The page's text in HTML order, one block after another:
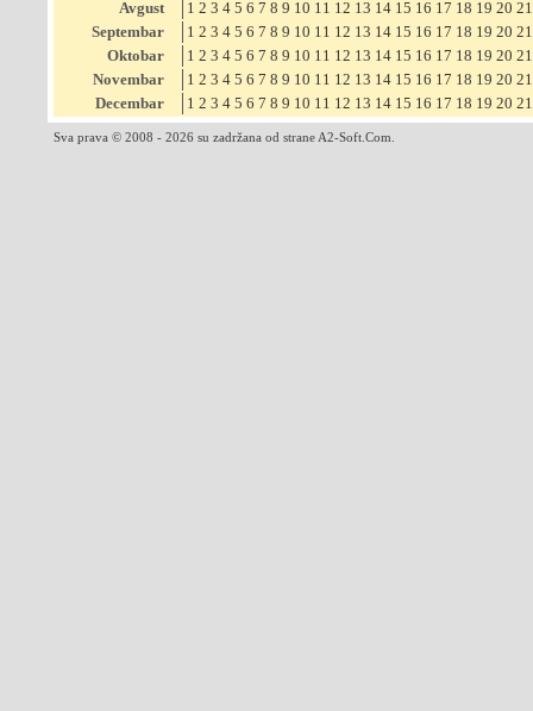
Avgust 1 2 3 4 5 6 7 8 9 10 11 12 13 14 15 16 17 18 19 20 21
Septembar
1 2 3 4 5 6 7 8 9 10 11 12 13 14 15 16 17 18 19 20 21
Oktobar
1 2 3 4 5 6 7 8 9 10 11 12 13 14 15 16 17 18 19 20 21
Novembar
1 2 3 4 5 6 7 8 9 10 11 12 13 14 15 16 17 18 19 20 21
Decembar
1 2 3 4 5 6 7 8 9 10 11 12 13 14 15 16 17 18 19 20 21
Sva prava © 2008 - 2026 su zadržana od strane A2-Soft.Com.